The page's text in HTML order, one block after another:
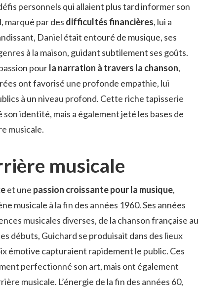
personnels qui allaient plus tard informer son
marqué par des difficultés financières, lui a
Daniel était entouré de musique, ses
à la maison, guidant subtilement ses goûts.
pourla narration à travers la chanson,
ont favorisé une profonde empathie, lui
à un niveau profond. Cette riche tapisserie
identité, mais a également jeté les bases de
musicale.
musicale
et une passion croissante pour la musique,
musicale à la fin des années 1960. Ses années
musicales diverses, de la chanson française au
débuts, Guichard se produisait dans des lieux
émotive capturaient rapidement le public. Ces
perfectionné son art, mais ont également
musicale. L’énergie de la fin des années 60,